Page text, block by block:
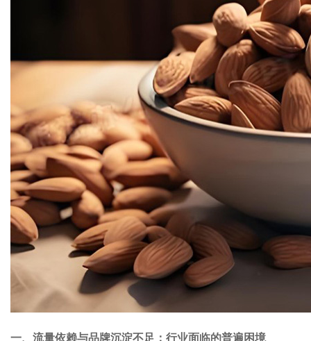
一、流量依赖与品牌沉淀不足：行业面临的普遍困境